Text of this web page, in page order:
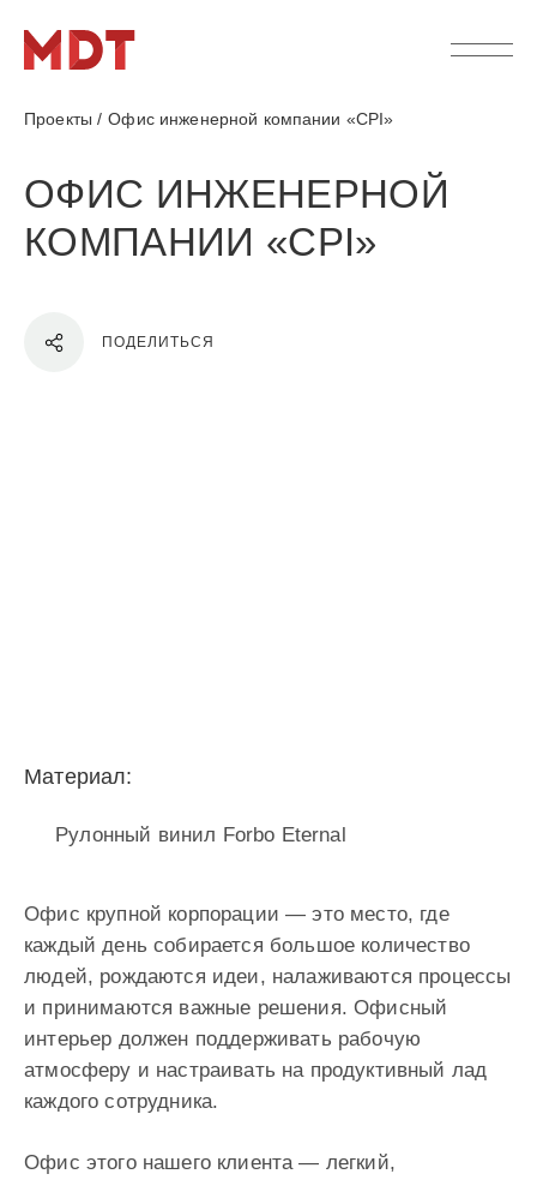
Проекты / Офис инженерной компании «CPI»
ОФИС ИНЖЕНЕРНОЙ
КОМПАНИИ «CPI»
ПОДЕЛИТЬСЯ
Материал:
Рулонный винил Forbo Eternal
Офис крупной корпорации — это место, где
каждый день собирается большое количество
людей, рождаются идеи, налаживаются процессы
и принимаются важные решения. Офисный
интерьер должен поддерживать рабочую
атмосферу и настраивать на продуктивный лад
каждого сотрудника.
Офис этого нашего клиента — легкий,